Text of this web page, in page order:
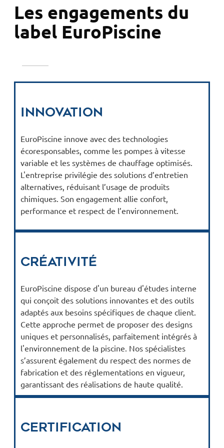
Les engagements du
label EuroPiscine
Innovation
EuroPiscine innove avec des technologies
écoresponsables, comme les pompes à vitesse
variable et les systèmes de chauffage optimisés.
L'entreprise privilégie des solutions d’entretien
alternatives, réduisant l’usage de produits
chimiques. Son engagement allie confort,
performance et respect de l’environnement.
Créativité
EuroPiscine dispose d'un bureau d'études interne
qui conçoit des solutions innovantes et des outils
adaptés aux besoins spécifiques de chaque client.
Cette approche permet de proposer des designs
uniques et personnalisés, parfaitement intégrés à
l'environnement de la piscine. Nos spécialistes
s’assurent également du respect des normes de
fabrication et des réglementations en vigueur,
garantissant des réalisations de haute qualité.
Certification